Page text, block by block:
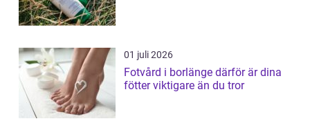
01 juli 2026
Fotvård i borlänge därför är dina
fötter viktigare än du tror